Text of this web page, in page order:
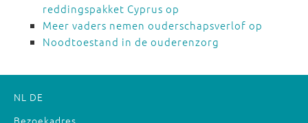
reddingspakket Cyprus op
Meer vaders nemen ouderschapsverlof op
Noodtoestand in de ouderenzorg
NL DE
Bezoekadres